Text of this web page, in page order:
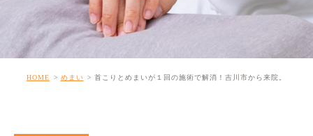
HOME めまい 首こりとめまいが１回の施術で解消！吉川市から来院。